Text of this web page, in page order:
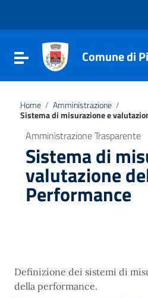
Vai al footer
Attiva / disattiva laComune di
Home / Amministrazione /
Sistema di misurazione e
Amministrazione Trasparente
Sistema di
valutazione
Performance
Definizione dei sistemi di
della performance.